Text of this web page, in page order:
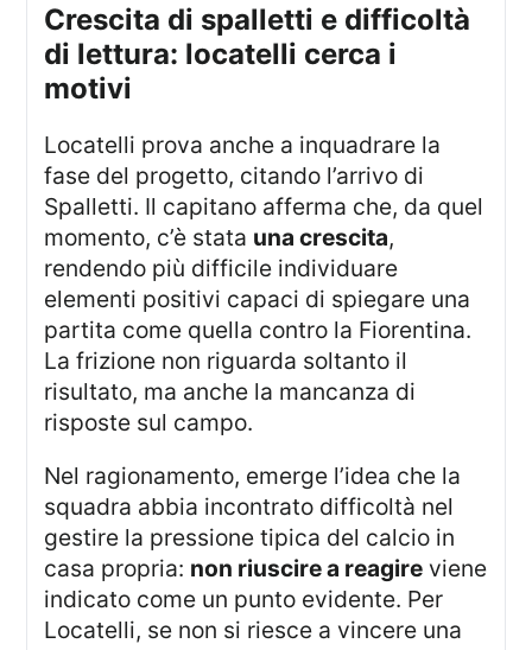
crescita di spalletti e difficoltà
di lettura: locatelli cerca i
motivi
Locatelli prova anche a inquadrare la
fase del progetto, citando l’arrivo di
Spalletti. Il capitano afferma che, da quel
momento, c’è stata una crescita,
rendendo più difficile individuare
elementi positivi capaci di spiegare una
partita come quella contro la Fiorentina.
La frizione non riguarda soltanto il
risultato, ma anche la mancanza di
risposte sul campo.
Nel ragionamento, emerge l’idea che la
squadra abbia incontrato difficoltà nel
gestire la pressione tipica del calcio in
casa propria: non riuscire a reagire viene
indicato come un punto evidente. Per
Locatelli, se non si riesce a vincere una